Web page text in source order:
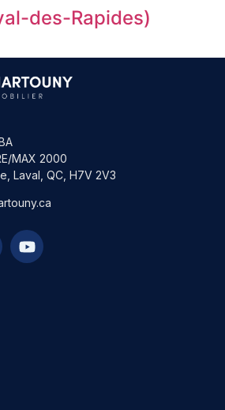
des-Rapides)
MAX 2000
Laval, QC, H7V 2V3